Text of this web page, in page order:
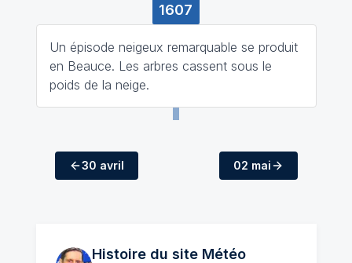
1607
Un épisode neigeux remarquable se produit
en Beauce. Les arbres cassent sous le
poids de la neige.
30 avril 02 mai
Histoire du site Météo